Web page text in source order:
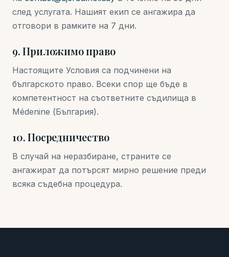
след услугата. Нашият екип се ангажира да
отговори в рамките на 7 дни.
9. Приложимо право
Настоящите Условия са подчинени на
българското право. Всеки спор ще бъде в
компетентност на съответните съдилища в
Médenine (България).
10. Посредничество
В случай на неразбиране, страните се
ангажират да потърсят мирно решение преди
всяка съдебна процедура.